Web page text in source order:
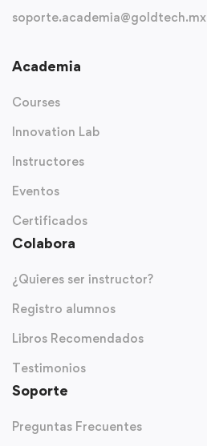
soporte.academia@goldtech.mx
Academia
Courses
Innovation Lab
Instructores
Eventos
Certificados
Colabora
¿Quieres ser instructor?
Registro alumnos
Libros Recomendados
Testimonios
Soporte
Preguntas Frecuentes